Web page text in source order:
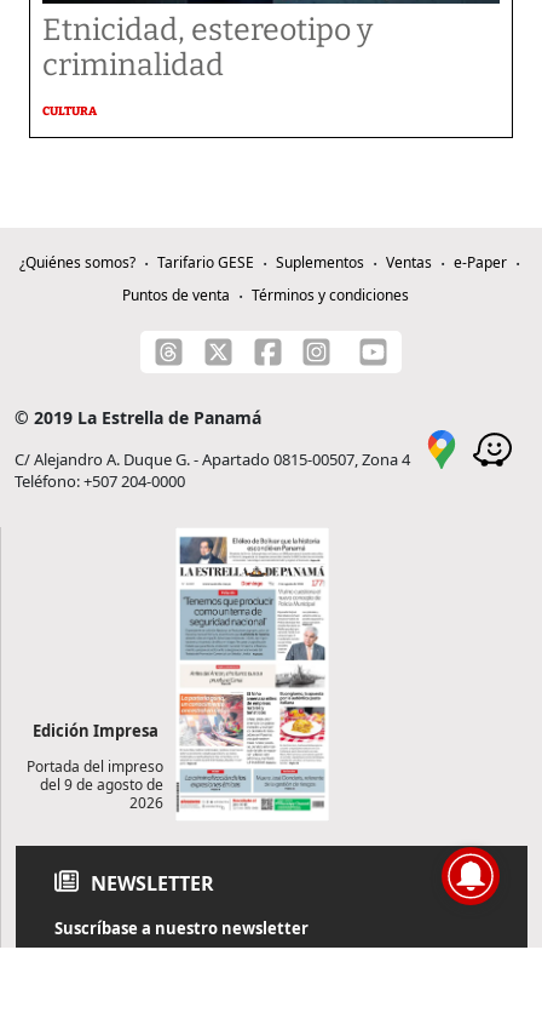
Etnicidad, estereotipo y
criminalidad
CULTURA
¿Quiénes somos? Tarifario GESE Suplementos Ventas
e-Paper
Puntos de venta
Términos y condiciones
© 2019 La Estrella de Panamá
C/ Alejandro A. Duque G. - Apartado 0815-00507, Zona 4
Teléfono: +507 204-0000
Edición Impresa
Portada del impreso
del 9 de agosto de
2026
NEWSLETTER
Suscríbase a nuestro newsletter
Reciba diariamente información de actualidad directamente en